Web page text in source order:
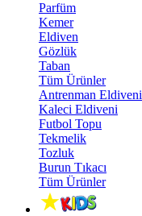
Parfüm
Kemer
Eldiven
Gözlük
Taban
Tüm Ürünler
Antrenman Eldiveni
Kaleci Eldiveni
Futbol Topu
Tekmelik
Tozluk
Burun Tıkacı
Tüm Ürünler